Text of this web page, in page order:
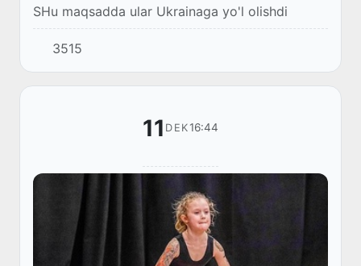
SHu maqsadda ular Ukrainaga yo'l olishdi
3515
11 DEK16:44